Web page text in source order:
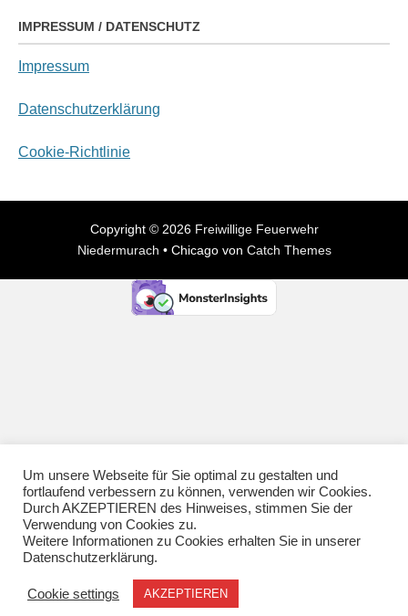
IMPRESSUM / DATENSCHUTZ
Impressum
Datenschutzerklärung
Cookie-Richtlinie
Copyright © 2026 Freiwillige Feuerwehr
Niedermurach • Chicago von Catch Themes
Um unsere Webseite für Sie optimal zu gestalten und
fortlaufend verbessern zu können, verwenden wir Cookies.
Durch AKZEPTIEREN des Hinweises, stimmen Sie der
Verwendung von Cookies zu.
Weitere Informationen zu Cookies erhalten Sie in unserer
Datenschutzerklärung.
Cookie settings AKZEPTIEREN